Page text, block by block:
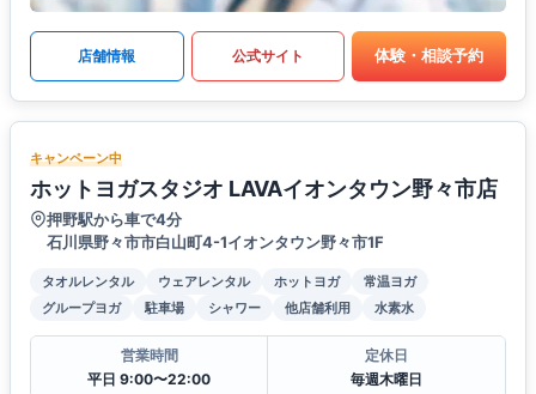
店舗情報 公式サイト 体験・相談予約
キャンペーン中
ホットヨガスタジオ LAVAイオンタウン野々市店
押野駅から車で4分
石川県野々市市白山町4-1イオンタウン野々市1F
タオルレンタル ウェアレンタル ホットヨガ
常温ヨガ
グループヨガ
駐車場 シャワー 他店舗利用 水素水
営業時間
平日 9:00〜22:00
定休日
毎週木曜日